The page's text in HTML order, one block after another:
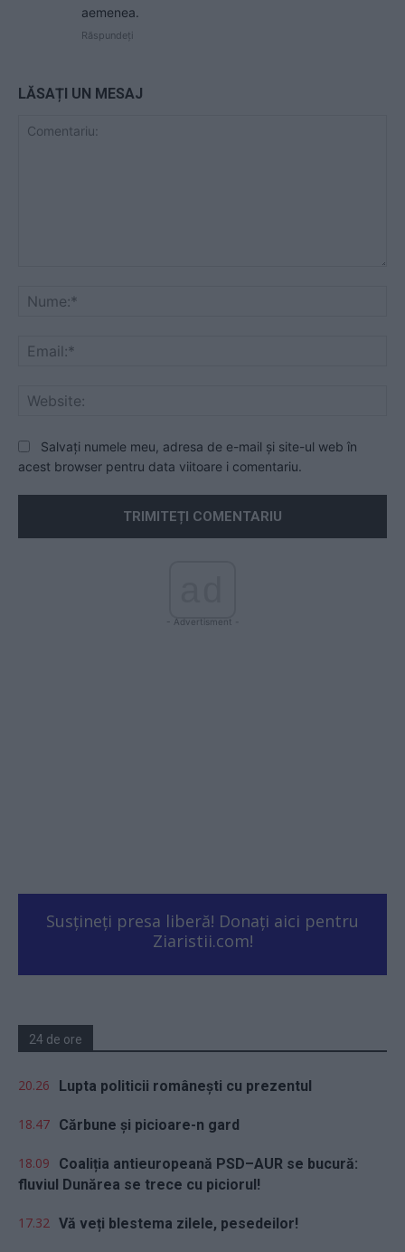
aemenea.
Răspundeți
LĂSAȚI UN MESAJ
Salvați numele meu, adresa de e-mail și site-ul web în
acest browser pentru data viitoare i comentariu.
- Advertisment -
Susțineți presa liberă! Donați aici pentru
Ziaristii.com!
24 de ore
20.26 Lupta politicii românești cu prezentul
18.47 Cărbune și picioare-n gard
18.09
Coaliția antieuropeană PSD–AUR se bucură:
fluviul Dunărea se trece cu piciorul!
17.32 Vă veți blestema zilele, pesedeilor!